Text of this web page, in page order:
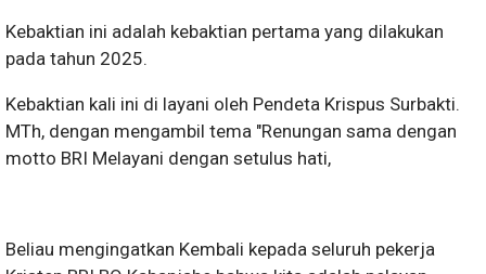
Kebaktian ini adalah kebaktian pertama yang dilakukan
pada tahun 2025.
Kebaktian kali ini di layani oleh Pendeta Krispus Surbakti.
MTh, dengan mengambil tema "Renungan sama dengan
motto BRI Melayani dengan setulus hati,
Beliau mengingatkan Kembali kepada seluruh pekerja